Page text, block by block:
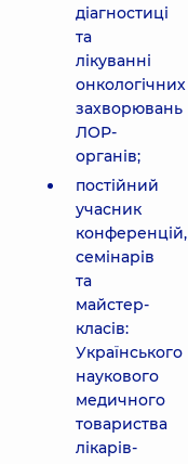
діагностиці
та
лікуванні
онкологічних
захворювань
ЛОР-
органів;
постійний
учасник
конференцій,
семінарів
та
майстер-
класів:
Українського
наукового
медичного
товариства
лікарів-